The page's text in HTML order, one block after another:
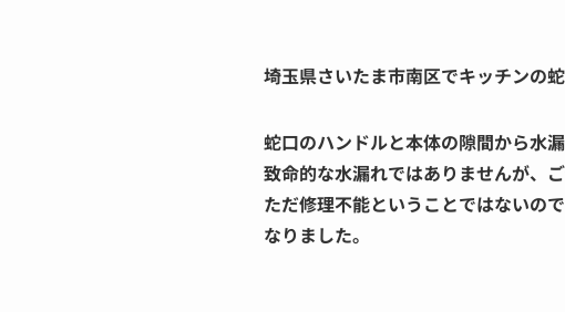
埼玉県さいたま市南区でキッチンの
蛇口のハンドルと本体の隙間から水
致命的な水漏れではありませんが、
ただ修理不能ということではないの
なりました。